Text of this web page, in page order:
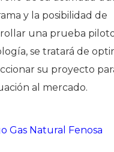
y la posibilidad de
una prueba
se tratará de
su proyecto
al mercado.